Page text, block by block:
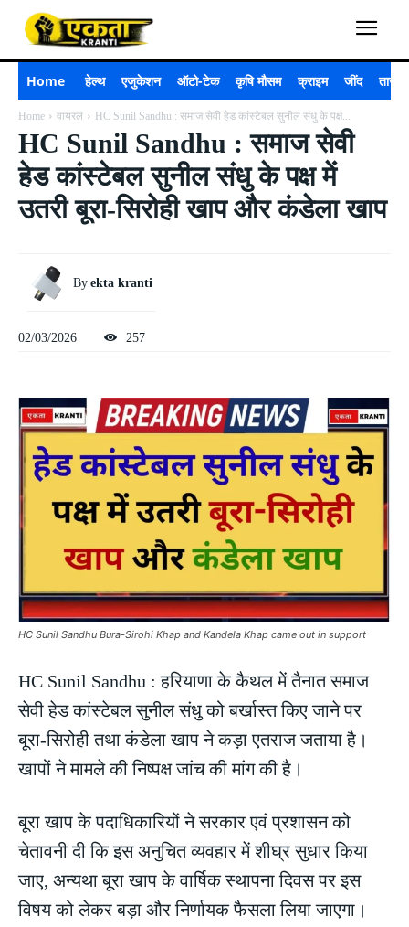
Home हेल्थ एजुकेशन ऑटो-टेक कृषि मौसम क्राइम जींद ताजा
Home वायरल HC Sunil Sandhu : समाज सेवी हेड कांस्टेबल सुनील संधु के पक्ष...
HC Sunil Sandhu : समाज सेवी
हेड कांस्टेबल सुनील संधु के पक्ष में
उतरी बूरा-सिरोही खाप और कंडेला खाप
By ekta kranti
02/03/2026 257
HC Sunil Sandhu Bura-Sirohi Khap and Kandela Khap came out in support
HC Sunil Sandhu : हरियाणा के कैथल में तैनात समाज
सेवी हेड कांस्टेबल सुनील संधु को बर्खास्त किए जाने पर
बूरा-सिरोही तथा कंडेला खाप ने कड़ा एतराज जताया है।
खापों ने मामले की निष्पक्ष जांच की मांग की है।
बूरा खाप के पदाधिकारियों ने सरकार एवं प्रशासन को
चेतावनी दी कि इस अनुचित व्यवहार में शीघ्र सुधार किया
जाए, अन्यथा बूरा खाप के वार्षिक स्थापना दिवस पर इस
विषय को लेकर बड़ा और निर्णायक फैसला लिया जाएगा।